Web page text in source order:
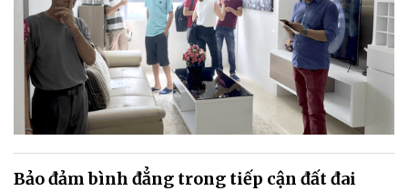
Bảo đảm bình đẳng trong tiếp cận đất đai